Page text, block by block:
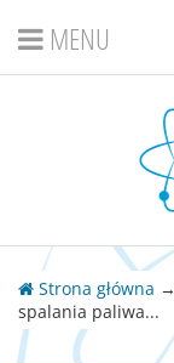
MENU
Strona główna →
spalania paliwa...